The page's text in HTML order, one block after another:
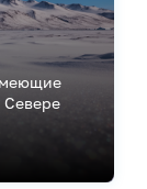
Севере